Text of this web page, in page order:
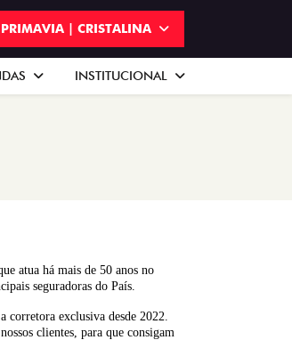
| CRISTALINA
INSTITUCIONAL
atua há mais de 50 anos no
seguradoras do País.
corretora exclusiva desde 2022.
clientes, para que consigam